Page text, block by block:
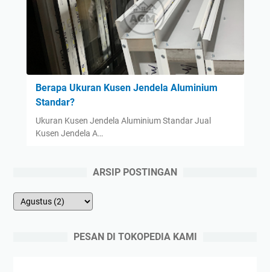
Berapa Ukuran Kusen Jendela Aluminium
Standar?
Ukuran Kusen Jendela Aluminium Standar Jual
Kusen Jendela A…
ARSIP POSTINGAN
PESAN DI TOKOPEDIA KAMI